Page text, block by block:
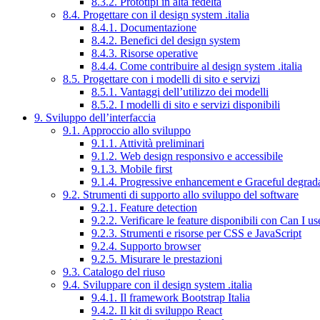
8.4. Progettare con il design system .italia
8.4.1. Documentazione
8.4.2. Benefici del design system
8.4.3. Risorse operative
8.4.4. Come contribuire al design system .italia
8.5. Progettare con i modelli di sito e servizi
8.5.1. Vantaggi dell’utilizzo dei modelli
8.5.2. I modelli di sito e servizi disponibili
9. Sviluppo dell’interfaccia
9.1. Approccio allo sviluppo
9.1.1. Attività preliminari
9.1.2. Web design responsivo e accessibile
9.1.3. Mobile first
9.1.4. Progressive enhancement e Graceful
9.2. Strumenti di supporto allo sviluppo del software
9.2.1. Feature detection
9.2.2. Verificare le feature disponibili con Can I
9.2.3. Strumenti e risorse per CSS e JavaScript
9.2.4. Supporto browser
9.2.5. Misurare le prestazioni
9.3. Catalogo del riuso
9.4. Sviluppare con il design system .italia
9.4.1. Il framework Bootstrap Italia
9.4.2. Il kit di sviluppo React